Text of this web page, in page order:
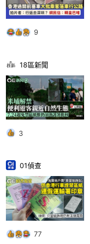
9
18區新聞
3
01偵查
77